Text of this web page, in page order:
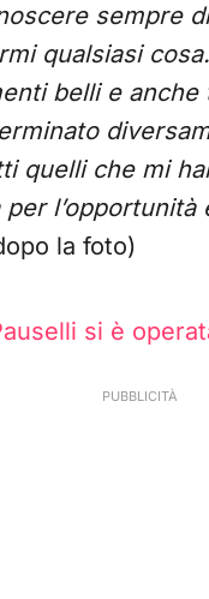
sempre
qualsiasi cosa.
belli e
quelli che mi
la foto)
si è